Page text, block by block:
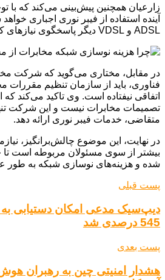
زارعیان همچنین پیش‌بینی می‌کند که با
آینده استفاده از فیبر نوری اجباری
ADSL و VDSL دیگر پاسخگوی نیازهای کاربران نخواهند بود.
در مقابل، مختاری می‌گوید که شرکت
فناوری، باید از سازمان تنظیم مقررات
اتفاقی نیفتاده است. وی تاکید می‌کند که
تصمیمات مخابرات نیست و این شرکت
متقاضی، خدمات فیبر نوری ارائه دهد.
در نهایت، این موضوع چالش‌برانگیز،
بیشتر از سوی مسئولان مربوطه است
شده و هزینه‌های نوسازی شبکه به طور
پست قبلی
دیپ‌سیک مدعی امکان دستیابی
545 درصدی شد
پست بعدی
هشدار امنیتی چین به رهبران